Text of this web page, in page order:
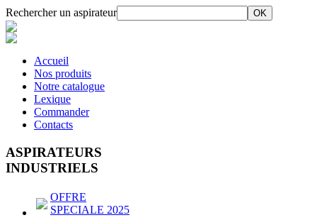
Rechercher un aspirateur
Accueil
Nos produits
Notre catalogue
Lexique
Commander
Contacts
ASPIRATEURS
INDUSTRIELS
OFFRE
SPECIALE 2025